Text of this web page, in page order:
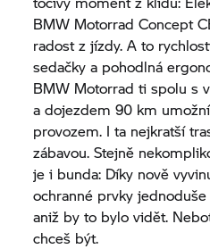
BMW Motorrad Concept
radost z jízdy. A to
sedačky a pohodlná
BMW Motorrad ti spolu s
a dojezdem 90 km
provozem. I ta nejkratší
zábavou. Stejně
je i bunda: Díky nově
ochranné prvky
aniž by to bylo vidět.
chceš být.